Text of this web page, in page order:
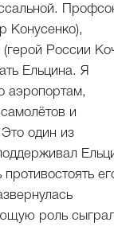
Конусенко),
России
Ельцина. Я
аэропортам,
и
один из
роль